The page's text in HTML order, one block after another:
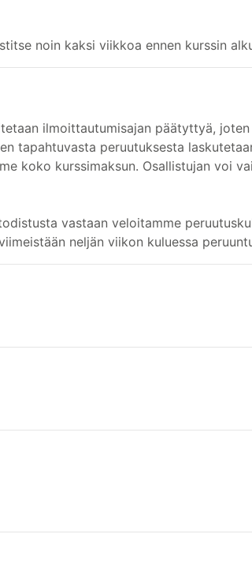
noin kaksi viikkoa ennen kurssin
ilmoittautumisajan päätyttyä,
tapahtuvasta peruutuksesta
koko kurssimaksun. Osallistujan voi
vastaan veloitamme
neljän viikon kuluessa